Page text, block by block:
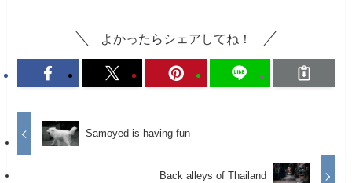
よかったらシェアしてね！
Samoyed is having fun
Back alleys of Thailand